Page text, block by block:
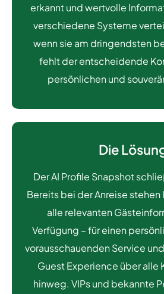
erkannt und wertvolle
verschiedene Systeme
wenn sie am dringendsten
fehlt der entscheidende
persönlichen und
Die
Der AI Profile Snapshot
Bereits bei der Anreise
alle relevanten
Verfügung – für einen
vorausschauenden Service
Guest Experience über alle
hinweg. VIPs und bekannte